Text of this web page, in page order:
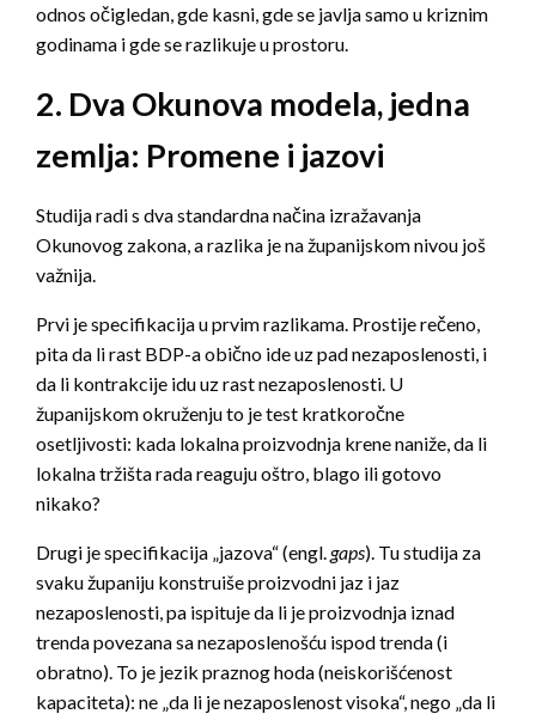
odnos očigledan, gde kasni, gde se javlja samo u kriznim
godinama i gde se razlikuje u prostoru.
2. Dva Okunova modela, jedna
zemlja: Promene i jazovi
Studija radi s dva standardna načina izražavanja
Okunovog zakona, a razlika je na županijskom nivou još
važnija.
Prvi je specifikacija u prvim razlikama. Prostije rečeno,
pita da li rast BDP-a obično ide uz pad nezaposlenosti, i
da li kontrakcije idu uz rast nezaposlenosti. U
županijskom okruženju to je test kratkoročne
osetljivosti: kada lokalna proizvodnja krene naniže, da li
lokalna tržišta rada reaguju oštro, blago ili gotovo
nikako?
Drugi je specifikacija „jazova“ (engl. gaps). Tu studija za
svaku županiju konstruiše proizvodni jaz i jaz
nezaposlenosti, pa ispituje da li je proizvodnja iznad
trenda povezana sa nezaposlenošću ispod trenda (i
obratno). To je jezik praznog hoda (neiskorišćenost
kapaciteta): ne „da li je nezaposlenost visoka“, nego „da li